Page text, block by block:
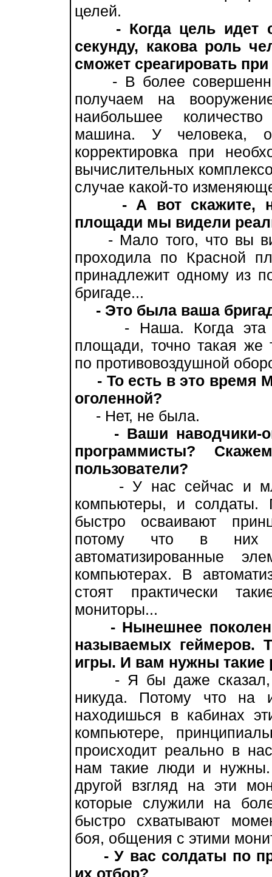
целей.
- Когда цель идет
секунду, какова роль
сможет среагировать
- В более
получаем на
наибольшее
машина. У человека,
корректировка при
вычислительных
случае какой-то
- А вот скажите,
площади мы видели
- Мало того, что вы
проходила по Красной
принадлежит одному из
бригаде...
- Это была ваша
- Наша. Когда эта
площади, точно такая же
по противовоздушной
- То есть в это время
оголенной?
- Нет, не была.
- Ваши наводчики-
программисты?
пользователи?
- У нас сейчас и
компьютеры, и солдаты.
быстро осваивают
потому что в
автоматизированные
компьютерах. В
стоят практически
мониторы...
- Нынешнее
называемых геймеров.
игры. И вам нужны такие
- Я бы даже сказал,
никуда. Потому что на
находишься в кабинах
компьютере,
происходит реально в
нам такие люди и
другой взгляд на эти
которые служили на
быстро схватывают
боя, общения с этими
- У вас солдаты по
их отбор?